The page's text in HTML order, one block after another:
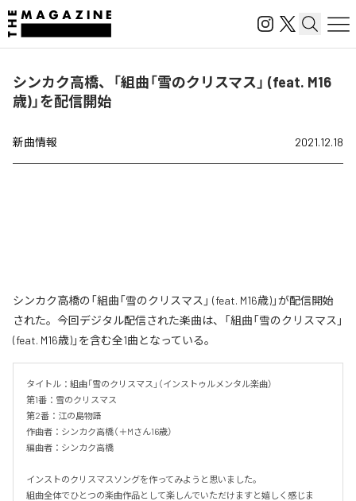
シンカク高橋、「組曲「雪のクリスマス」 (feat. M16
歳)」を配信開始
新曲情報 2021.12.18
シンカク高橋の「組曲「雪のクリスマス」 (feat. M16歳)」が配信開始
された。今回デジタル配信された楽曲は、「組曲「雪のクリスマス」
(feat. M16歳)」を含む全1曲となっている。
タイトル：組曲「雪のクリスマス」（インストゥルメンタル楽曲）
第1番：雪のクリスマス
第2番：江の島物語
作曲者：シンカク高橋（＋Mさん16歳）
編曲者：シンカク高橋
インストのクリスマスソングを作ってみようと思いました。
組曲全体でひとつの楽曲作品として楽しんでいただけますと嬉しく感じま